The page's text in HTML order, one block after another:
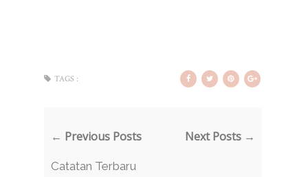
TAGS :
← Previous Posts
Catatan Terbaru
Next Posts →